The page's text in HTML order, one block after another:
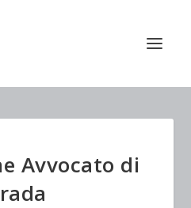
Avvocato di